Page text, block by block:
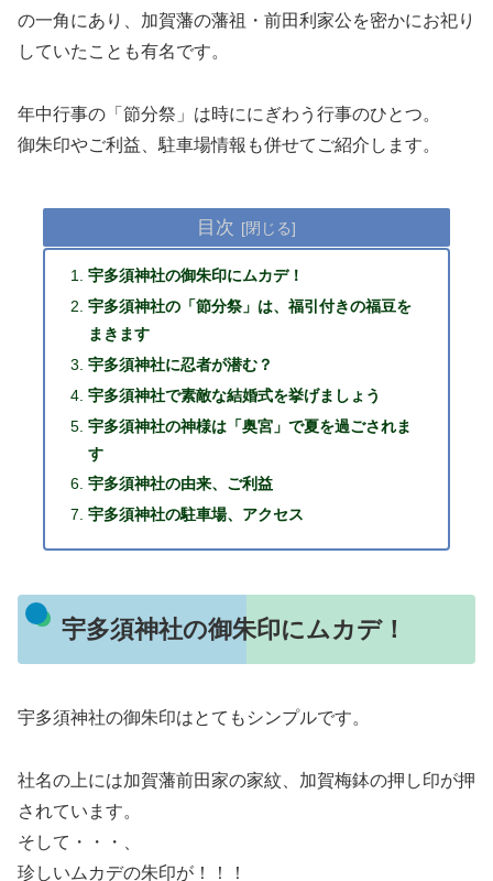
の一角にあり、加賀藩の藩祖・前田利家公を密かにお祀り
していたことも有名です。
年中行事の「節分祭」は時ににぎわう行事のひとつ。
御朱印やご利益、駐車場情報も併せてご紹介します。
目次
宇多須神社の御朱印にムカデ！
宇多須神社の「節分祭」は、福引付きの福豆を
まきます
宇多須神社に忍者が潜む？
宇多須神社で素敵な結婚式を挙げましょう
宇多須神社の神様は「奥宮」で夏を過ごされま
す
宇多須神社の由来、ご利益
宇多須神社の駐車場、アクセス
宇多須神社の御朱印にムカデ！
宇多須神社の御朱印はとてもシンプルです。
社名の上には加賀藩前田家の家紋、加賀梅鉢の押し印が押
されています。
そして・・・、
珍しいムカデの朱印が！！！